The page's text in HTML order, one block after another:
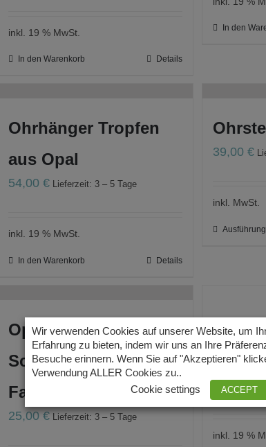
inkl. 19 % MwSt.
In den Warenkorb Details
In den
Ohrhänger Tropfen
aus Opal
54,00€ Lieferzeit: 3 – 5 Tage
inkl. 19 % MwSt.
In den Warenkorb Details
39,00 €
inkl. MwSt.
Opal Armband
Scheiben 4 mm mit
Far...
25,00€ Lieferzeit: 3 – 5 Tage
Opal
mm
79,00€
inkl. 19 %
Wir verwenden Cookies auf unserer Website, um
Erfahrung zu bieten, indem wir uns an Ihre
Besuche erinnern. Wenn Sie auf "Akzeptieren"
Verwendung ALLER Cookies zu..
Cookie settings
ACCEPT